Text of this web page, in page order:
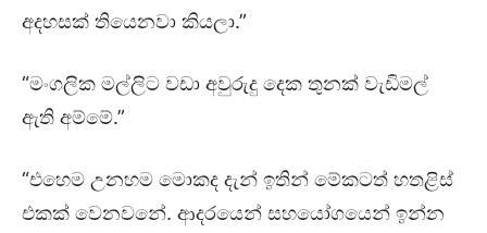
අදහසක් තියෙනවා කියලා.”
“මංගලික මල්ලිට වඩා අවුරුදු දෙක තුනක් වැඩිමල්
ඇති අම්මේ.”
“එහෙම උනහම මොකද දැන් ඉතින් මේකටත් හතළිස්
එකක් වෙනවනේ. ආදරයෙන් සහයෝගයෙන් ඉන්න